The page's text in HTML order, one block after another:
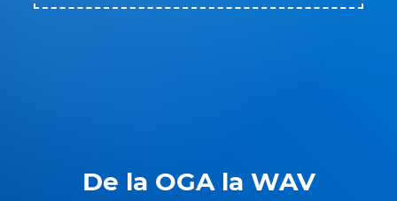
De la OGA la WAV